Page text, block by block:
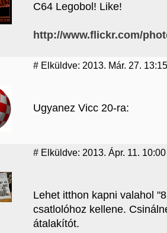
C64 Legobol! Like!
http://www.flickr.com/
# Elküldve: 2013. Már. 27. 13:15
Ugyanez Vicc 20-ra:
# Elküldve: 2013. Ápr. 11. 10:00
Lehet itthon kapni valahol
csatlolóhoz kellene.
átalakítót.